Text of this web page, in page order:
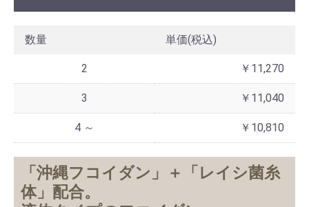
数量 単価(税込)
2 ￥11,270
3 ￥11,040
4 ～ ￥10,810
「沖縄フコイダン」＋「レイシ菌糸
体」配合。